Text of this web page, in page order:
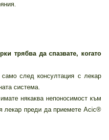
трябва да спазвате, когато
след консултация с лекар
система.
някаква непоносимост към
лекар преди да приемете Acic®